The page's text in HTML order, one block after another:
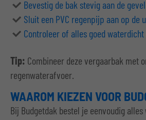
Bevestig de bak stevig aan de
Sluit een PVC regenpijp aan op de
Controleer of alles goed
Tip: Combineer deze vergaarbak met
regenwaterafvoer.
WAAROM KIEZEN VOOR
Bij Budgetdak bestel je eenvoudig